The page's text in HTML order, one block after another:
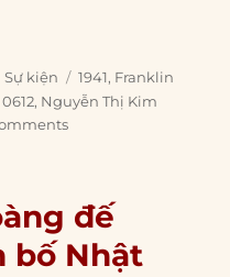
thống F.D. Roosevelt gửi
Categories
Sự kiện Tags
1941, Franklin
, Nguyễn Thị Kim
đế
bố Nhật